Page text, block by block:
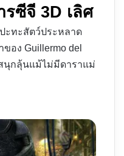
รซีจี 3D เลิศ
ะทะสัตว์ประหลาด
อง Guillermo del
นุกลุ้นแม้ไม่มีดาราแม่